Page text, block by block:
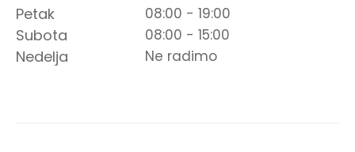
Petak
Subota
Nedelja
08:00 - 19:00
08:00 - 15:00
Ne radimo